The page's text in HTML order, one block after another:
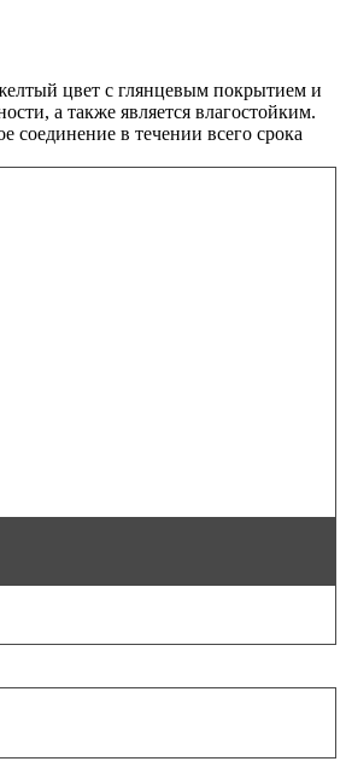
цвет с глянцевым покрытием и
а также является влагостойким.
соединение в течении всего срока